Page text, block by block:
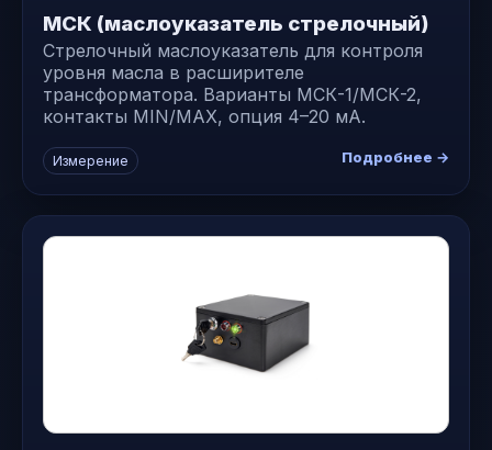
МСК (маслоуказатель стрелочный)
Стрелочный маслоуказатель для контроля
уровня масла в расширителе
трансформатора. Варианты МСК-1/МСК-2,
контакты MIN/MAX, опция 4–20 мА.
Измерение Подробнее →